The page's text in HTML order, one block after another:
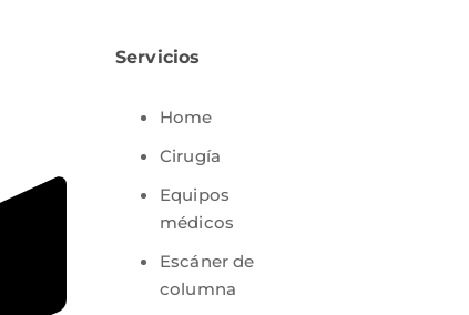
Servicios
Home
Cirugía
Equipos
médicos
Escáner de
columna